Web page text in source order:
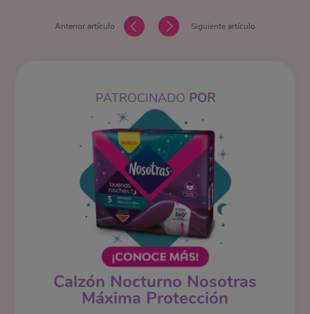
Anterior artículo Siguiente artículo
PATROCINADO POR
Calzón Nocturno Nosotras
Máxima Protección